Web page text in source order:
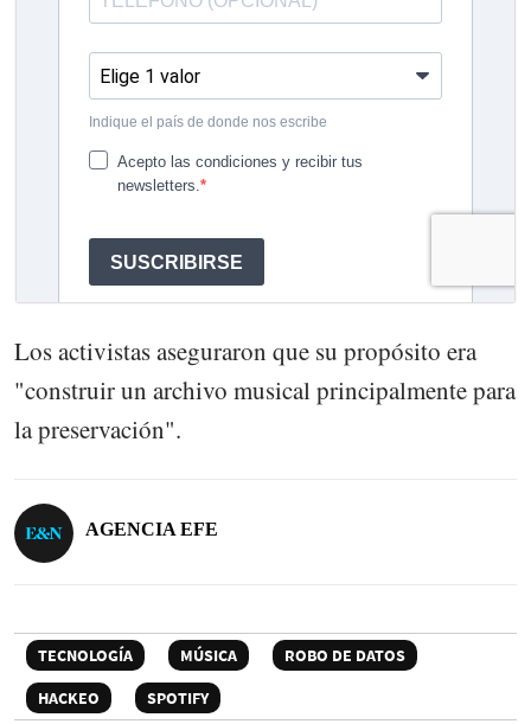
Los activistas aseguraron que su propósito era
"construir un archivo musical principalmente para
la preservación".
AGENCIA EFE
TECNOLOGÍA MÚSICA
ROBO DE DATOS
HACKEO
SPOTIFY